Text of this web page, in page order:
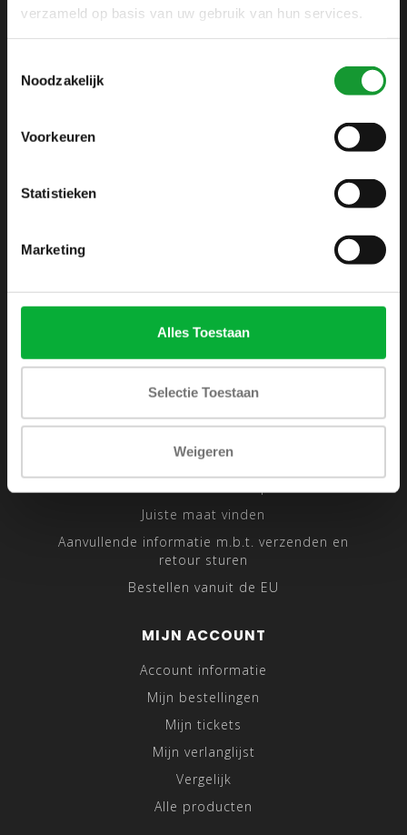
verzameld op basis van uw gebruik van hun services.
Noodzakelijk
Voorkeuren
Statistieken
Marketing
Alles Toestaan
Selectie Toestaan
Weigeren
+31 6 42 52 32 80
Disclaimer
Privacy Policy
Sitemap
Traveling Tailor
Juiste maat vinden
Aanvullende informatie m.b.t. verzenden en
retour sturen
Bestellen vanuit de EU
MIJN ACCOUNT
Account informatie
Mijn bestellingen
Mijn tickets
Mijn verlanglijst
Vergelijk
Alle producten